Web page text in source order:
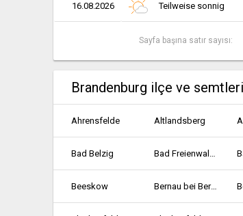
16.08.2026 Teilweise sonnig
Sayfa başına satır sayısı:
Brandenburg ilçe ve
Ahrensfelde Altlandsberg
Bad Belzig Bad Freienwalde
Beeskow Bernau bei Berlin